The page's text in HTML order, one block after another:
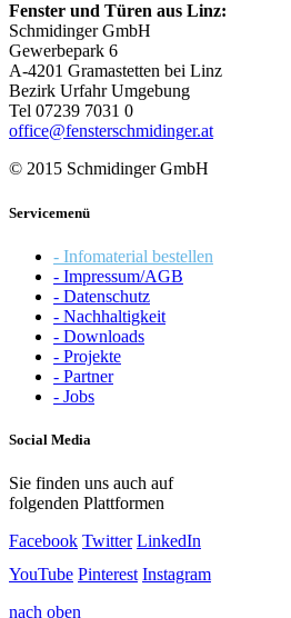
Fenster und Türen aus Linz:
Schmidinger GmbH
Gewerbepark 6
A-4201 Gramastetten bei Linz
Bezirk Urfahr Umgebung
Tel 07239 7031 0
office@fensterschmidinger.at
© 2015 Schmidinger GmbH
Servicemenü
- Infomaterial bestellen
- Impressum/AGB
- Datenschutz
- Nachhaltigkeit
- Downloads
- Projekte
- Partner
- Jobs
Social Media
Sie finden uns auch auf
folgenden Plattformen
Facebook Twitter LinkedIn
YouTube Pinterest Instagram
nach oben